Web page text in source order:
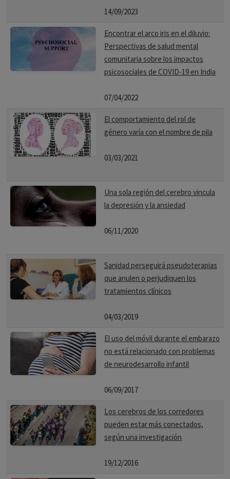
14/09/2023
Encontrar el arco iris en el diluvio:
Perspectivas de salud mental
comunitaria sobre los impactos
psicosociales de COVID-19 en India
07/04/2022
El comportamiento del rol de
género varía con el nombre de pila
03/03/2021
Una sola región del cerebro vincula
la depresión y la ansiedad
06/11/2020
Sanidad perseguirá pseudoterapias
que anulen o perjudiquen los
tratamientos clínicos
04/03/2019
El uso del móvil durante el embarazo
no está relacionado con problemas
de neurodesarrollo infantil
06/09/2017
Los cerebros de los corredores
pueden estar más conectados,
según una investigación
19/12/2016